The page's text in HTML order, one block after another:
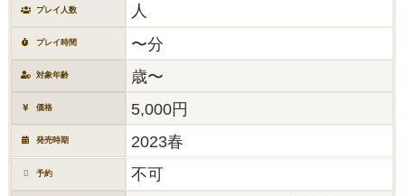
プレイ人数 人
プレイ時間 〜分
対象年齢 歳〜
価格 5,000円
発売時期 2023春
予約 不可